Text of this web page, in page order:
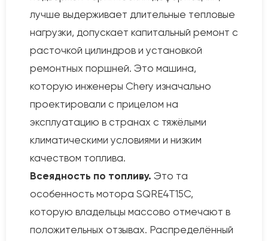
лучше выдерживает длительные тепловые
нагрузки, допускает капитальный ремонт с
расточкой цилиндров и установкой
ремонтных поршней. Это машина,
которую инженеры Chery изначально
проектировали с прицелом на
эксплуатацию в странах с тяжёлыми
климатическими условиями и низким
качеством топлива.
Всеядность по топливу. Это та
особенность мотора SQRE4T15C,
которую владельцы массово отмечают в
положительных отзывах. Распределённый